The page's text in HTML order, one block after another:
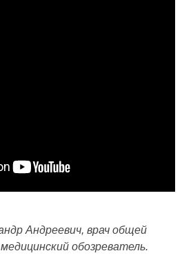
Андреевич, врач общей
обозреватель.